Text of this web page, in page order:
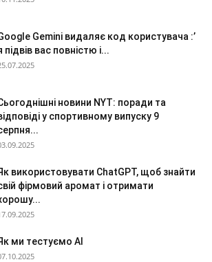
Gemini видаляє код користувача :’
підвів вас повністю і...
новини NYT: поради та
у спортивному випуску 9
використовувати ChatGPT, щоб знайти
фірмовий аромат і отримати
ми тестуємо AI